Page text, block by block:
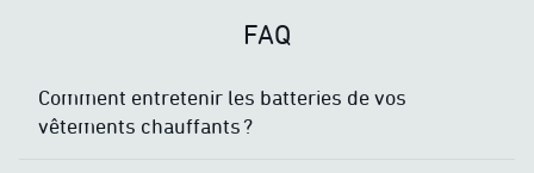
FAQ
Comment entretenir les batteries de vos
vêtements chauffants ?